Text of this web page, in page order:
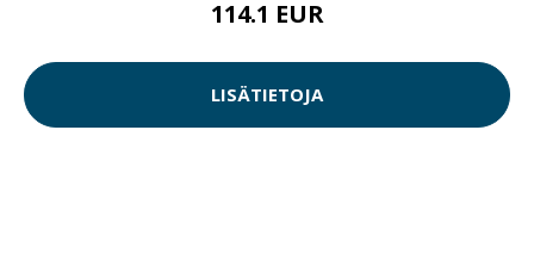
114.1 EUR
LISÄTIETOJA